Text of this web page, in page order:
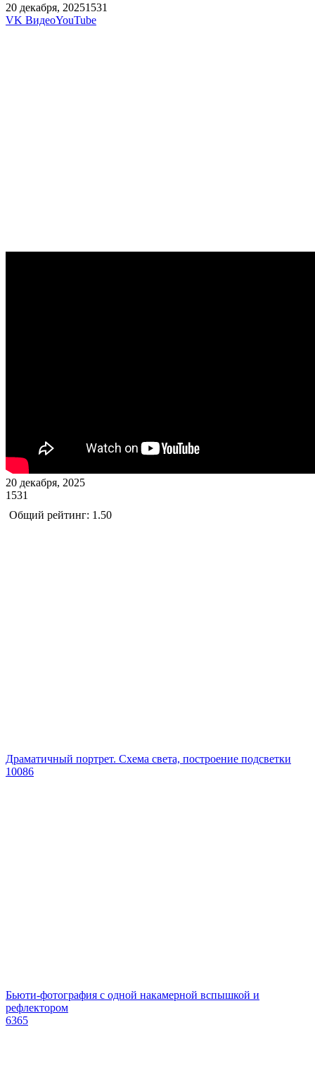
20 декабря, 20251531
VK ВидеоYouTube
20 декабря, 2025
1531
Общий рейтинг: 1.50
Драматичный портрет. Схема света, построение подсветки
10086
Бьюти-фотография с одной накамерной вспышкой и
рефлектором
6365